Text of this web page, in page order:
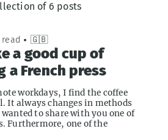
of 6 posts
• 🇬🇧
a good cup of
a French press
workdays, I find the coffee
It always changes in methods
to share with you one of
Furthermore, one of the